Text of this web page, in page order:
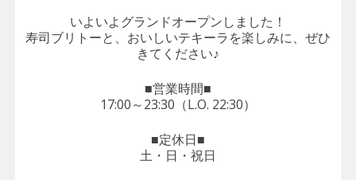
いよいよグランドオープンしました！
寿司ブリトーと、おいしいテキーラを楽しみに、ぜひ
きてください♪
■営業時間■
17:00～23:30（L.O. 22:30）
■定休日■
土・日・祝日